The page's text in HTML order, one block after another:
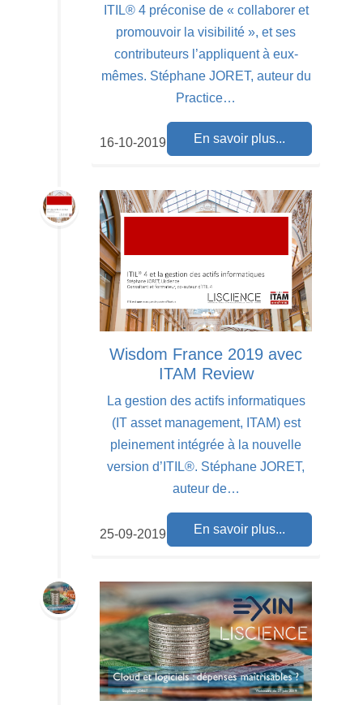
ITIL® 4 préconise de « collaborer et
promouvoir la visibilité », et ses
contributeurs l’appliquent à eux-
mêmes. Stéphane JORET, auteur du
Practice…
En savoir plus...
16-10-2019
Wisdom France 2019 avec
ITAM Review
La gestion des actifs informatiques
(IT asset management, ITAM) est
pleinement intégrée à la nouvelle
version d’ITIL®. Stéphane JORET,
auteur de…
En savoir plus...
25-09-2019